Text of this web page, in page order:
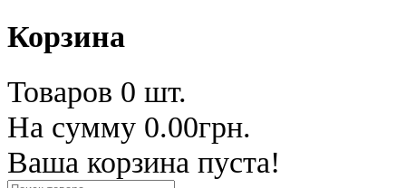
Корзина
Товаров 0 шт.
На сумму 0.00грн.
Ваша корзина пуста!